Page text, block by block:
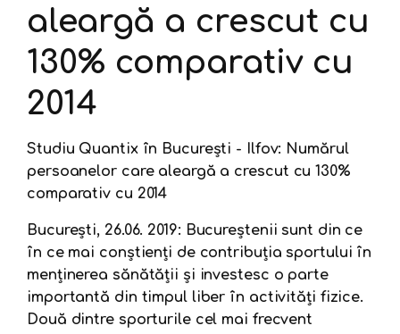
aleargă a crescut cu
130% comparativ cu
2014
Studiu Quantix în București - Ilfov: Numărul
persoanelor care aleargă a crescut cu 130%
comparativ cu 2014
București, 26.06. 2019: Bucureștenii sunt din ce
în ce mai conștienți de contribuția sportului în
menținerea sănătății și investesc o parte
importantă din timpul liber în activități fizice.
Două dintre sporturile cel mai frecvent